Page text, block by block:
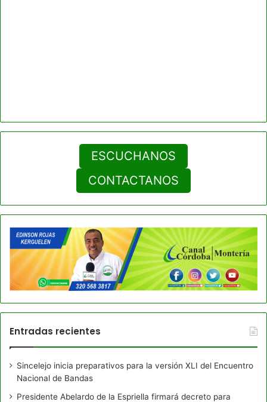
ESCUCHANOS
CONTACTANOS
Entradas recientes
Sincelejo inicia preparativos para la versión XLI del Encuentro
Nacional de Bandas
Presidente Abelardo de la Espriella firmará decreto para